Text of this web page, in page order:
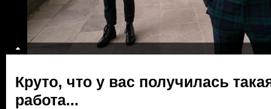
Круто, что у вас получилась
работа...